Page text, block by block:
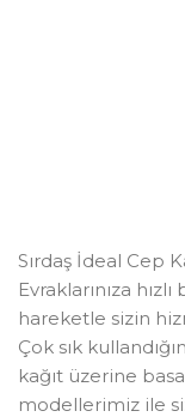
Sırdaş İdeal Cep
Evraklarınıza
hareketle sizin
Çok sık
kağıt üzerine
modellerimiz ile